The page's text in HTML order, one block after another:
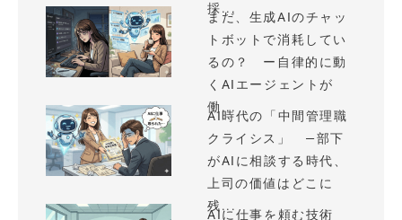
採...
まだ、生成AIのチャッ
トボットで消耗してい
るの？ ー自律的に動
くAIエージェントが
働...
AI時代の「中間管理職
クライシス」 —部下
がAIに相談する時代、
上司の価値はどこに
残...
AIに仕事を頼む技術